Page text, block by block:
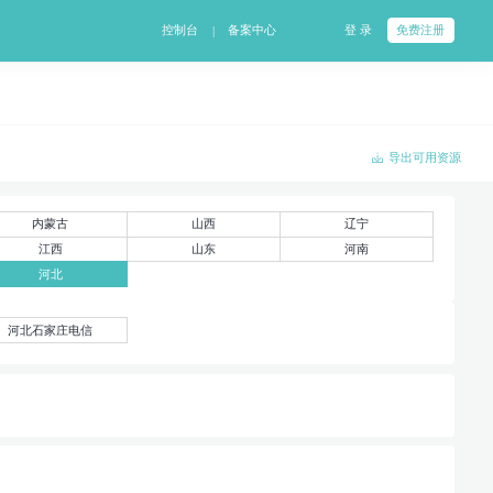
控制台 | 备案中心 登 录 免费注册
导出可用资源
内蒙古 山西
辽宁
江西
山东
河南
河北
河北石家庄电信